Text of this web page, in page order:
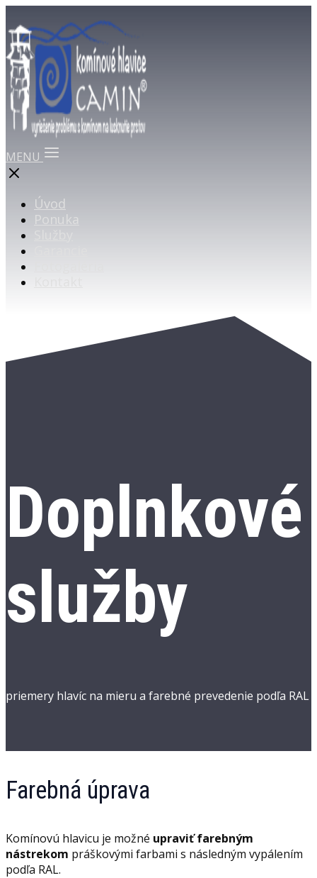
MENU
Úvod
Ponuka
Doplnkové
služby
priemery hlavíc na mieru a farebné prevedenie podľa RAL
Farebná úprava
Komínovú hlavicu je možné upraviť farebným
nástrekom práškovými farbami s následným vypálením
podľa RAL.